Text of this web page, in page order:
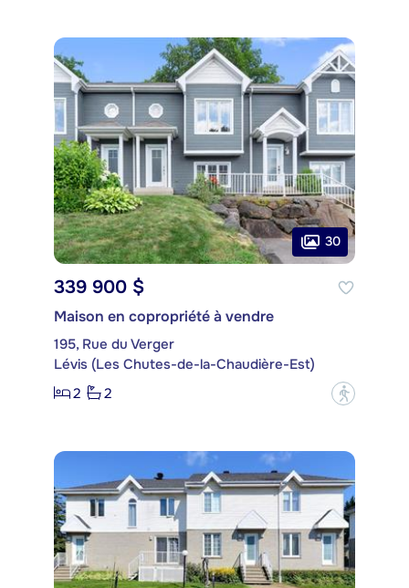
30
339 900 $
Maison en copropriété à vendre
195, Rue du Verger
Lévis (Les Chutes-de-la-Chaudière-Est)
2
2 ?